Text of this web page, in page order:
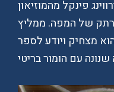
פינקל מהמוזיאון
של המפה. ממליץ
מצחיק ויודע לספר